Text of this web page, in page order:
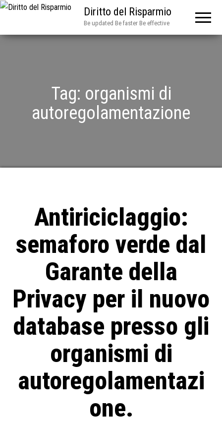
Diritto del Risparmio
Be updated Be faster Be effective
Tag: organismi di
autoregolamentazione
Antiriciclaggio:
semaforo verde dal
Garante della
Privacy per il nuovo
database presso gli
organismi di
autoregolamentazi
one.